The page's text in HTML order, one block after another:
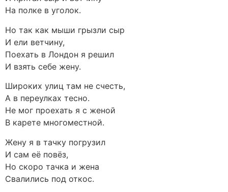
На полке в уголок.
Но так как мыши грызли сыр
И ели ветчину,
Поехать в Лондон я решил
И взять себе жену.
Широких улиц там не счесть,
А в переулках тесно.
Не мог проехать я с женой
В карете многоместной.
Жену я в тачку погрузил
И сам её повёз,
Но скоро тачка и жена
Свалились под откос.